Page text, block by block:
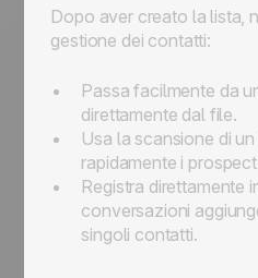
Dopo aver creato la lista,
gestione dei contatti:
Passa facilmente da
direttamente dal file.
Usa la scansione di
rapidamente i
Registra direttamente
conversazioni
singoli contatti.